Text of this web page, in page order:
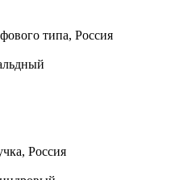
типа, Россия
Россия